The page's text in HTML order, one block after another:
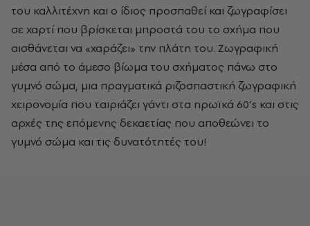
του καλλιτέχνη και ο ίδιος προσπαθεί και ζωγραφίσει
σε χαρτί που βρίσκεται μπροστά του το σχήμα που
αισθάνεται να «χαράζει» την πλάτη του. Ζωγραφική
μέσα από το άμεσο βίωμα του σχήματος πάνω στο
γυμνό σώμα, μια πραγματικά ριζοσπαστική ζωγραφική
χειρονομία που ταιριάζει γάντι στα ηρωϊκά 60’s και στις
αρχές της επόμενης δεκαετίας που αποθεώνει το
γυμνό σώμα και τις δυνατότητές του!